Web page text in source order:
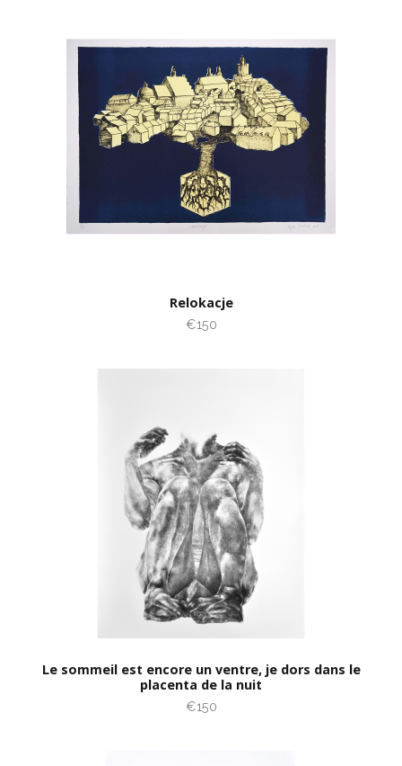
Relokacje
€150
Le sommeil est encore un ventre, je dors dans le
placenta de la nuit
€150